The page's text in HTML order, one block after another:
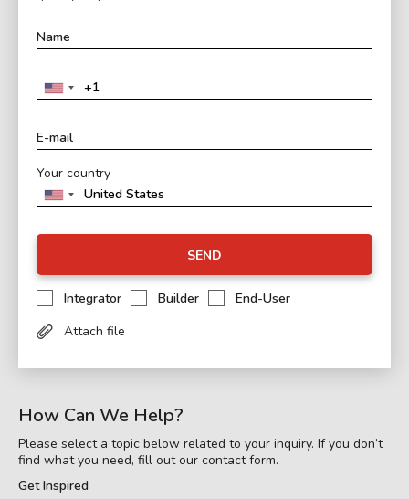
Your country
SEND
Integrator Builder
End-User
Attach file
How Can We Help?
Please select a topic below related to your inquiry. If you don’t
find what you need, fill out our contact form.
Get Inspired